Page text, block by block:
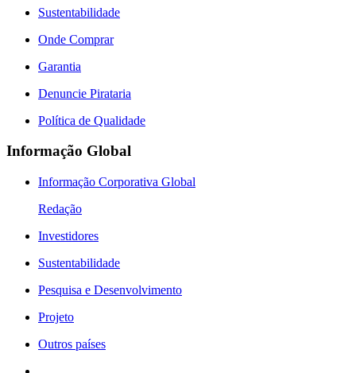
Sustentabilidade
Onde Comprar
Garantia
Denuncie Pirataria
Política de Qualidade
Informação Global
Informação Corporativa Global
Redação
Investidores
Sustentabilidade
Pesquisa e Desenvolvimento
Projeto
Outros países